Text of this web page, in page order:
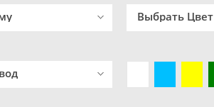
Выбрать Цвет